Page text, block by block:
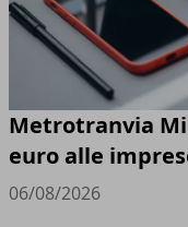
Metrotranvia
euro alle
06/08/2026